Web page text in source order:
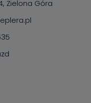
Zielona Góra